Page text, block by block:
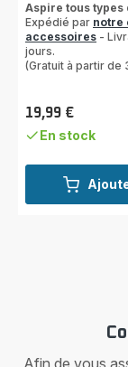
Aspire tous types
Expédié par notre
accessoires -
jours.
(Gratuit à partir de
Prix
19,99 €
En stock
Afin de vous